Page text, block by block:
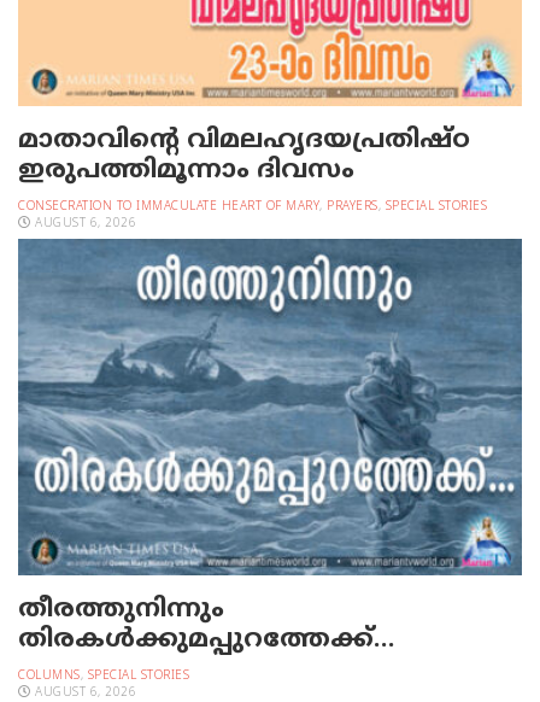
മാതാവിന്റെ വിമലഹൃദയപ്രതിഷ്ഠ
ഇരുപത്തിമൂന്നാം ദിവസം
CONSECRATION TO IMMACULATE HEART OF MARY, PRAYERS, SPECIAL STORIES
AUGUST 6, 2026
തീരത്തുനിന്നും
തിരകള്‍ക്കുമപ്പുറത്തേക്ക്…
COLUMNS, SPECIAL STORIES
AUGUST 6, 2026